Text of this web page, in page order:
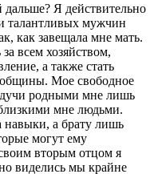
Я действительно
талантливых мужчин
как завещала мне мать.
всем хозяйством,
а также стать
Мое свободное
родными мне лишь
мне людьми.
навыки, а брату лишь
могут ему
вторым отцом я
виделись мы крайне